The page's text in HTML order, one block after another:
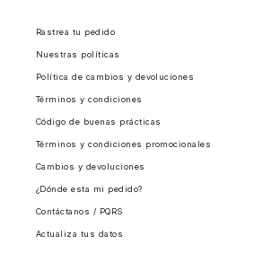
Rastrea tu pedido
Nuestras políticas
Política de cambios y devoluciones
Términos y condiciones
Código de buenas prácticas
Términos y condiciones promocionales
Cambios y devoluciones
¿Dónde esta mi pedido?
Contáctanos / PQRS
Actualiza tus datos